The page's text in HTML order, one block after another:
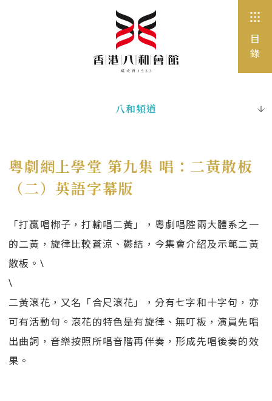
目
錄
八和頻道
電子書
圖片珍藏
粵劇網上學堂 第九集 唱：二黃散板
（二）英語字幕版
「打贏唱梆子，打輸唱二黃」，粵劇唱腔兩大體系之一
的二黃，旋律比較蒼涼、鬱結，今集會介紹及示範二黃
散板。\
\
二黃滾花，又名「合尺滾花」，分有七字和十字句，亦
可有活動句。滾花的特色是有旋律、無叮板，演員先唱
出曲詞，音樂按照所唱音階再伴奏，形成先唱後奏的效
果。